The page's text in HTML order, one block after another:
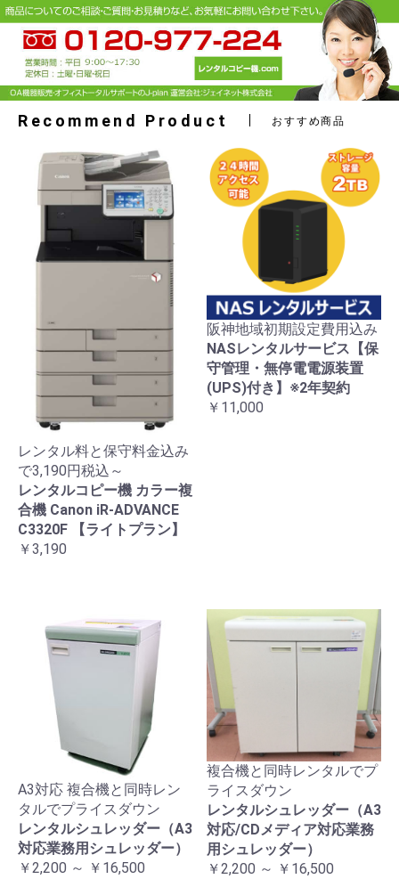
Recommend Product おすすめ商品
レンタル料と保守料金込み
で3,190円税込～
レンタルコピー機 カラー複
合機 Canon iR-ADVANCE
C3320F 【ライトプラン】
￥3,190
阪神地域初期設定費用込み
NASレンタルサービス【保
守管理・無停電電源装置
(UPS)付き】※2年契約
￥11,000
A3対応 複合機と同時レン
タルでプライスダウン
レンタルシュレッダー（A3
対応業務用シュレッダー）
￥2,200 ～ ￥16,500
複合機と同時レンタルでプ
ライスダウン
レンタルシュレッダー（A3
対応/CDメディア対応業務
用シュレッダー）
￥2,200 ～ ￥16,500